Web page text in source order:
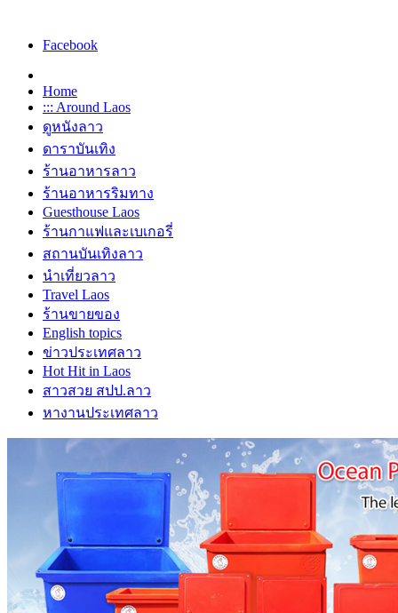
Facebook
Home
::: Around Laos
ดูหนังลาว
ดาราบันเทิง
ร้านอาหารลาว
ร้านอาหารริมทาง
Guesthouse Laos
ร้านกาแฟและเบเกอรี่
สถานบันเทิงลาว
นำเที่ยวลาว
Travel Laos
ร้านขายของ
English topics
ข่าวประเทศลาว
Hot Hit in Laos
สาวสวย สปป.ลาว
หางานประเทศลาว